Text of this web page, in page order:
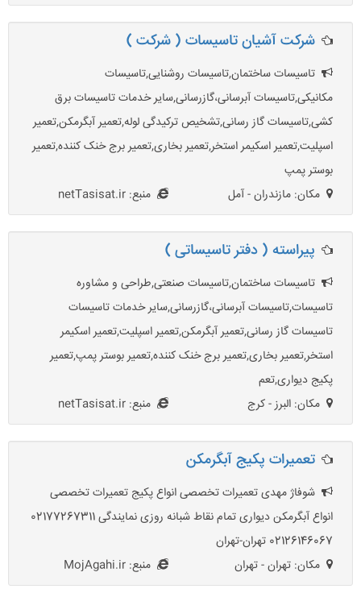
شرکت آشیان تاسیسات ( شرکت )
تاسیسات ساختمان,تاسیسات روشنایی,تاسیسات
مکانیکی,تاسیسات آبرسانی،گازرسانی,سایر خدمات تاسیسات برق
کشی,تاسیسات گاز رسانی,تشخیص ترکیدگی لوله,تعمیر آبگرمکن,تعمیر
اسپلیت,تعمیر اسکیمر استخر,تعمیر بخاری,تعمیر برج خنک کننده,تعمیر
بوستر پمپ
مکان: مازندران - آمل
منبع: netTasisat.ir
پیراسته ( دفتر تاسیساتی )
تاسیسات ساختمان,تاسیسات صنعتی,طراحی و مشاوره
تاسیسات,تاسیسات آبرسانی،گازرسانی,سایر خدمات تاسیسات
تاسیسات گاز رسانی,تعمیر آبگرمکن,تعمیر اسپلیت,تعمیر اسکیمر
استخر,تعمیر بخاری,تعمیر برج خنک کننده,تعمیر بوستر پمپ,تعمیر
پکیج دیواری,تعم
مکان: البرز - کرج
منبع: netTasisat.ir
تعمیرات پکیج آبگرمکن
شوفاژ مهدی تعمیرات تخصصی انواع پکیج تعمیرات تخصصی
انواع آبگرمکن دیواری تمام نقاط شبانه روزی نمایندگی 02177267311
02126146067 تهران-تهران
مکان: تهران - تهران
منبع: MojAgahi.ir